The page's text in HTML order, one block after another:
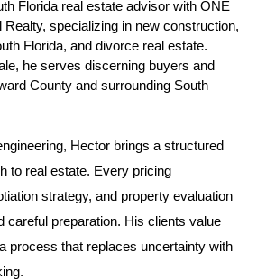
energía y mayor seguridad para
Energética
en las nuevas construcciones en
están adoptando prácticas
y utilizando materiales
el impacto ambiental. Las
energética, como los
Florida real estate advisor with ONE
Realty, specializing in new construction,
Florida, and divorce real estate.
he serves discerning buyers and
County and surrounding South
Hector brings a structured
to real estate. Every pricing
strategy, and property evaluation
careful preparation. His clients value
process that replaces uncertainty with